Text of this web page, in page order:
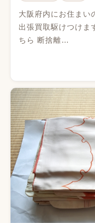
大阪府内にお住まい
出張買取駆けつけま
ちら 断捨離…